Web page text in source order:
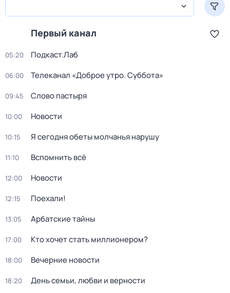
Первый канал
05:20 Подкаст.Лаб
06:00 Телеканал «Доброе утро. Суббота»
09:45 Слово пастыря
10:00 Новости
10:15 Я сегодня обеты молчанья нарушу
11:10 Вспомнить всё
12:00 Новости
12:15 Поехали!
13:05 Арбатские тайны
17:00 Кто хочет стать миллионером?
18:00 Вечерние новости
18:20 День семьи, любви и верности